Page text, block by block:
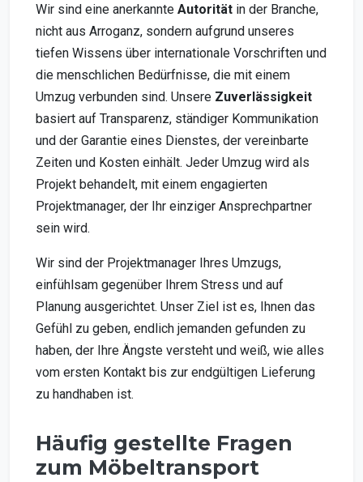
Wir sind eine anerkannte Autorität in der Branche,
nicht aus Arroganz, sondern aufgrund unseres
tiefen Wissens über internationale Vorschriften und
die menschlichen Bedürfnisse, die mit einem
Umzug verbunden sind. Unsere Zuverlässigkeit
basiert auf Transparenz, ständiger Kommunikation
und der Garantie eines Dienstes, der vereinbarte
Zeiten und Kosten einhält. Jeder Umzug wird als
Projekt behandelt, mit einem engagierten
Projektmanager, der Ihr einziger Ansprechpartner
sein wird.
Wir sind der Projektmanager Ihres Umzugs,
einfühlsam gegenüber Ihrem Stress und auf
Planung ausgerichtet. Unser Ziel ist es, Ihnen das
Gefühl zu geben, endlich jemanden gefunden zu
haben, der Ihre Ängste versteht und weiß, wie alles
vom ersten Kontakt bis zur endgültigen Lieferung
zu handhaben ist.
Häufig gestellte Fragen
zum Möbeltransport